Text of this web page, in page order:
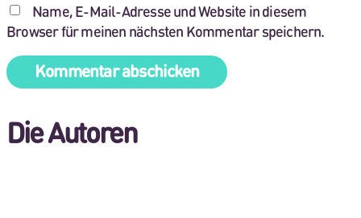
Name, E-Mail-Adresse und Website in diesem
Browser für meinen nächsten Kommentar speichern.
Die Autoren